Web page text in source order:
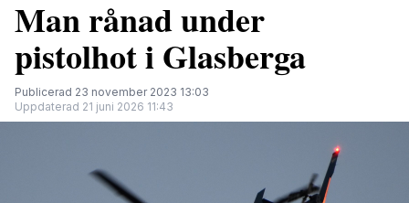
Man rånad under
pistolhot i Glasberga
Publicerad 23 november 2023 13:03
Uppdaterad 21 juni 2026 11:43